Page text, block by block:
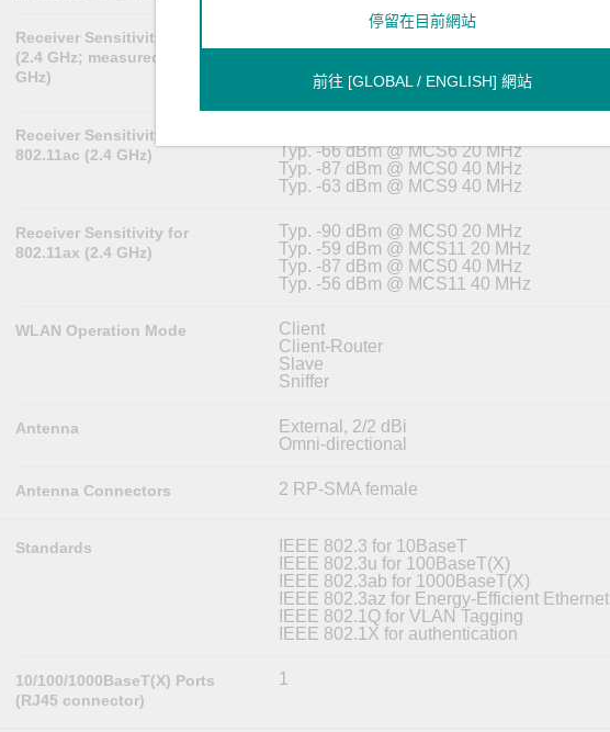
Receiver Sensitivity for 802.11n
(2.4 GHz; measured at 2.437
GHz)
Typ. -70 dBm @ MCS7 20 MHz
Typ. -87 dBm @ MCS0 40 MHz
Typ. -69 dBm @ MCS7 40 MHz
Receiver Sensitivity for
802.11ac (2.4 GHz)
Typ. -66 dBm @ MCS6 20 MHz
Typ. -87 dBm @ MCS0 40 MHz
Typ. -63 dBm @ MCS9 40 MHz
Receiver Sensitivity for
802.11ax (2.4 GHz)
Typ. -90 dBm @ MCS0 20 MHz
Typ. -59 dBm @ MCS11 20 MHz
Typ. -87 dBm @ MCS0 40 MHz
Typ. -56 dBm @ MCS11 40 MHz
WLAN Operation Mode
Client
Client-Router
Slave
Sniffer
Antenna
External, 2/2 dBi
Omni-directional
Antenna Connectors 2 RP-SMA female
Standards
IEEE 802.3 for 10BaseT
IEEE 802.3u for 100BaseT(X)
IEEE 802.3ab for 1000BaseT(X)
IEEE 802.3az for Energy-Efficient Ethernet
IEEE 802.1Q for VLAN Tagging
IEEE 802.1X for authentication
10/100/1000BaseT(X) Ports
(RJ45 connector)
1
停留在目前網站
前往 [GLOBAL / ENGLISH] 網站